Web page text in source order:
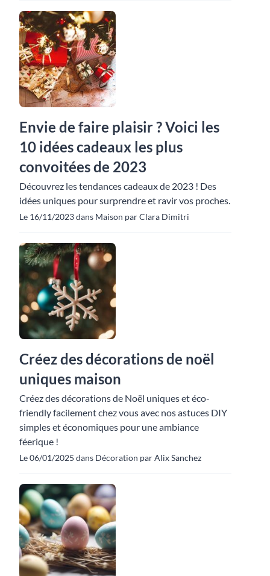
Envie de faire plaisir ? Voici les
10 idées cadeaux les plus
convoitées de 2023
Découvrez les tendances cadeaux de 2023 ! Des
idées uniques pour surprendre et ravir vos proches.
Le 16/11/2023 dans Maison par Clara Dimitri
Créez des décorations de noël
uniques maison
Créez des décorations de Noël uniques et éco-
friendly facilement chez vous avec nos astuces DIY
simples et économiques pour une ambiance
féerique !
Le 06/01/2025 dans Décoration par Alix Sanchez